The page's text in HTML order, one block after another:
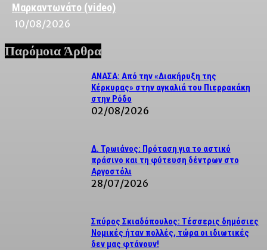
Μαρκαντωνάτο (video)
10/08/2026
Παρόμοια Άρθρα
ΑΝΑΣΑ: Από την «Διακήρυξη της
Κέρκυρας» στην αγκαλιά του Πιερρακάκη
στην Ρόδο
02/08/2026
Δ. Τρωιάνος: Πρόταση για το αστικό
πράσινο και τη φύτευση δέντρων στο
Αργοστόλι
28/07/2026
Σπύρος Σκιαδόπουλος: Τέσσερις δημόσιες
Νομικές ήταν πολλές, τώρα οι ιδιωτικές
δεν μας φτάνουν!